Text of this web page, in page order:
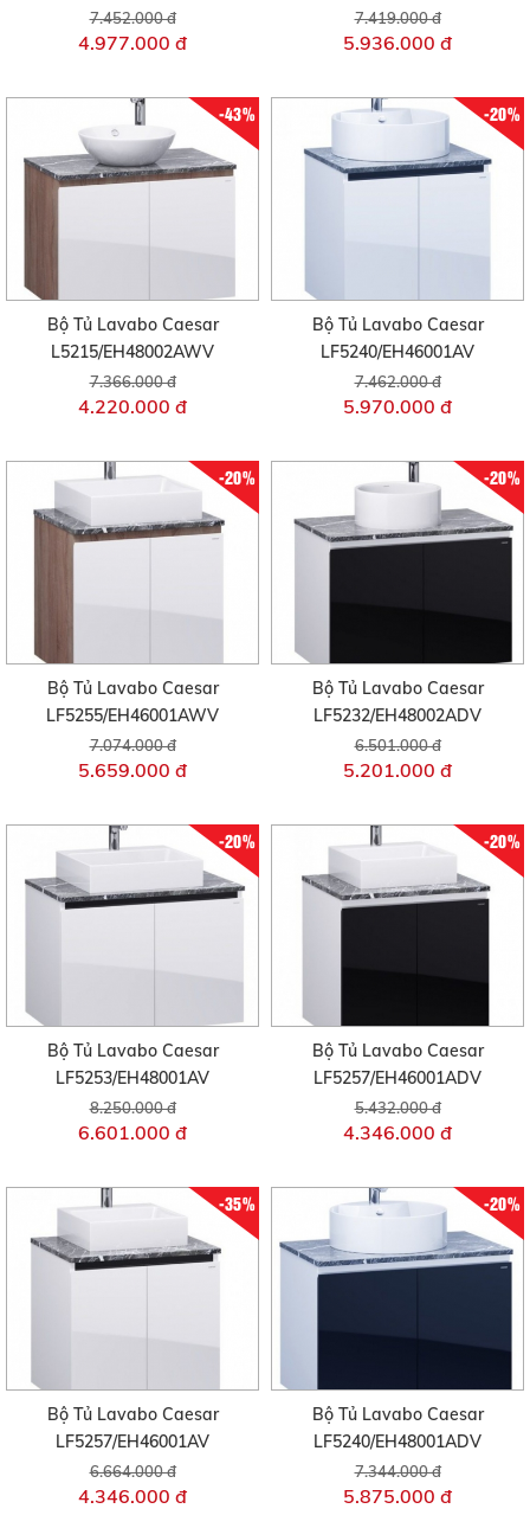
7.452.000 đ
4.977.000 đ
7.419.000 đ
5.936.000 đ
-43%
Bộ Tủ Lavabo Caesar
L5215/EH48002AWV
7.366.000 đ
4.220.000 đ
-20%
Bộ Tủ Lavabo Caesar
LF5240/EH46001AV
7.462.000 đ
5.970.000 đ
-20%
Bộ Tủ Lavabo Caesar
LF5255/EH46001AWV
7.074.000 đ
5.659.000 đ
-20%
Bộ Tủ Lavabo Caesar
LF5232/EH48002ADV
6.501.000 đ
5.201.000 đ
-20%
Bộ Tủ Lavabo Caesar
LF5253/EH48001AV
8.250.000 đ
6.601.000 đ
-20%
Bộ Tủ Lavabo Caesar
LF5257/EH46001ADV
5.432.000 đ
4.346.000 đ
-35%
Bộ Tủ Lavabo Caesar
LF5257/EH46001AV
6.664.000 đ
4.346.000 đ
-20%
Bộ Tủ Lavabo Caesar
LF5240/EH48001ADV
7.344.000 đ
5.875.000 đ